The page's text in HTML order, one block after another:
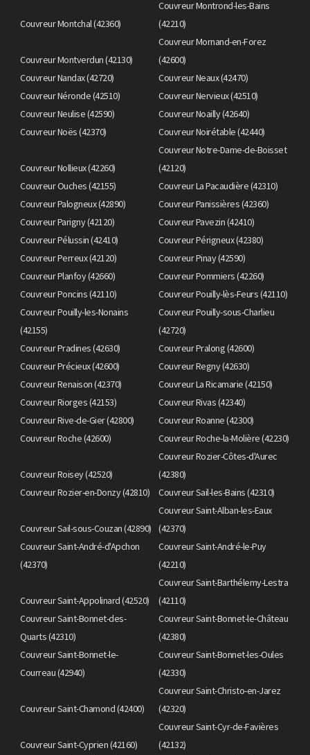
Couvreur Montchal (42360)
Couvreur Montrond-les-Bains
(42210)
Couvreur Montverdun (42130)
Couvreur Mornand-en-Forez
(42600)
Couvreur Nandax (42720)
Couvreur Neaux (42470)
Couvreur Néronde (42510)
Couvreur Nervieux (42510)
Couvreur Neulise (42590)
Couvreur Noailly (42640)
Couvreur Noës (42370)
Couvreur Noirétable (42440)
Couvreur Nollieux (42260)
Couvreur Notre-Dame-de-Boisset
(42120)
Couvreur Ouches (42155)
Couvreur La Pacaudière (42310)
Couvreur Palogneux (42890)
Couvreur Panissières (42360)
Couvreur Parigny (42120)
Couvreur Pavezin (42410)
Couvreur Pélussin (42410)
Couvreur Périgneux (42380)
Couvreur Perreux (42120)
Couvreur Pinay (42590)
Couvreur Planfoy (42660)
Couvreur Pommiers (42260)
Couvreur Poncins (42110)
Couvreur Pouilly-lès-Feurs (42110)
Couvreur Pouilly-les-Nonains
(42155)
Couvreur Pouilly-sous-Charlieu
(42720)
Couvreur Pradines (42630)
Couvreur Pralong (42600)
Couvreur Précieux (42600)
Couvreur Regny (42630)
Couvreur Renaison (42370)
Couvreur La Ricamarie (42150)
Couvreur Riorges (42153)
Couvreur Rivas (42340)
Couvreur Rive-de-Gier (42800)
Couvreur Roanne (42300)
Couvreur Roche (42600)
Couvreur Roche-la-Molière (42230)
Couvreur Roisey (42520)
Couvreur Rozier-Côtes-d'Aurec
(42380)
Couvreur Rozier-en-Donzy (42810)
Couvreur Sail-les-Bains (42310)
Couvreur Sail-sous-Couzan (42890)
Couvreur Saint-Alban-les-Eaux
(42370)
Couvreur Saint-André-d'Apchon
(42370)
Couvreur Saint-André-le-Puy
(42210)
Couvreur Saint-Appolinard (42520)
Couvreur Saint-Barthélemy-Lestra
(42110)
Couvreur Saint-Bonnet-des-
Quarts (42310)
Couvreur Saint-Bonnet-le-Château
(42380)
Couvreur Saint-Bonnet-le-
Courreau (42940)
Couvreur Saint-Bonnet-les-Oules
(42330)
Couvreur Saint-Chamond (42400)
Couvreur Saint-Christo-en-Jarez
(42320)
Couvreur Saint-Cyprien (42160)
Couvreur Saint-Cyr-de-Favières
(42132)